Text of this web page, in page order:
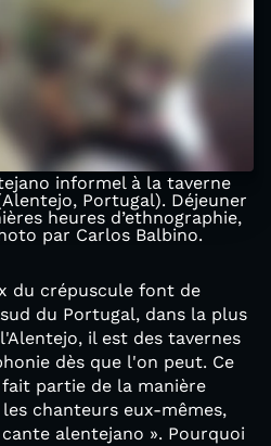
informel à la taverne
Portugal). Déjeuner
heures d’ethnographie,
par Carlos Balbino.
du crépuscule font de
du Portugal, dans la plus
il est des tavernes
dès que l'on peut. Ce
partie de la manière
chanteurs eux-mêmes,
alentejano ». Pourquoi